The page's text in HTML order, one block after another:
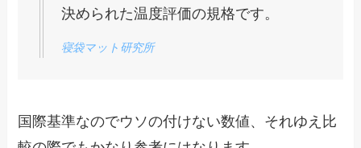
決められた温度評価の規格です。
寝袋マット研究所
国際基準なのでウソの付けない数値、それゆえ比